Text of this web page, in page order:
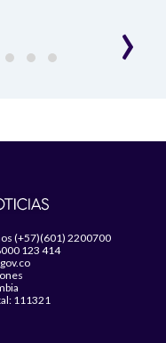
›
(+57)(601) 2200700
123 414
111321